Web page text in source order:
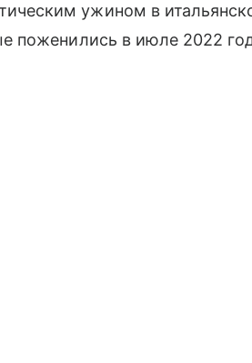
ужином в
поженились в июле 2022